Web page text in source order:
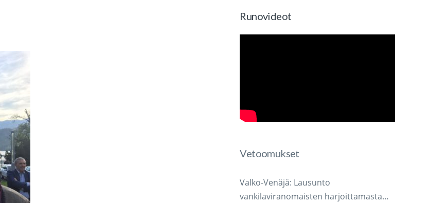
Runovideot
Vetoomukset
Valko-Venäjä: Lausunto
vankilaviranomaisten harjoittamasta